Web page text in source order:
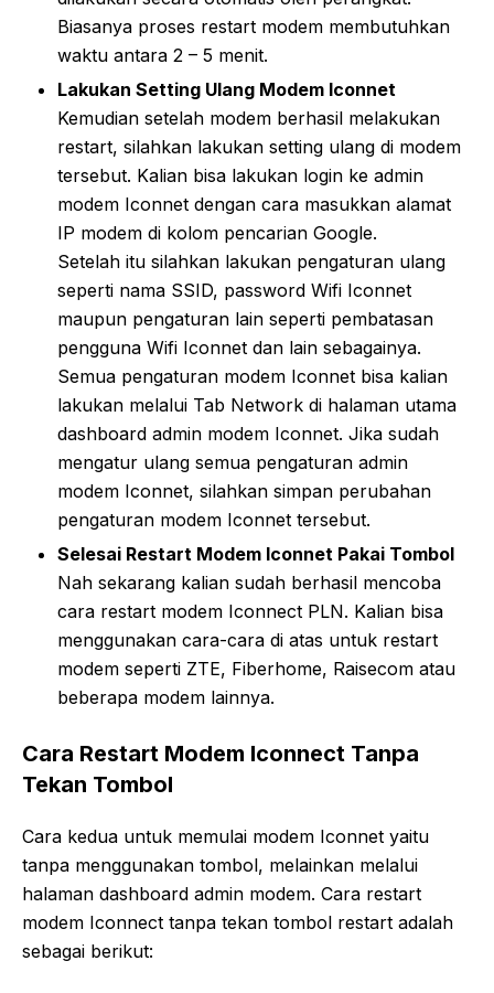
Biasanya proses restart modem membutuhkan
waktu antara 2 – 5 menit.
Lakukan Setting Ulang Modem Iconnet
Kemudian setelah modem berhasil melakukan
restart, silahkan lakukan setting ulang di modem
tersebut. Kalian bisa lakukan login ke admin
modem Iconnet dengan cara masukkan alamat
IP modem di kolom pencarian Google.
Setelah itu silahkan lakukan pengaturan ulang
seperti nama SSID, password Wifi Iconnet
maupun pengaturan lain seperti pembatasan
pengguna Wifi Iconnet dan lain sebagainya.
Semua pengaturan modem Iconnet bisa kalian
lakukan melalui Tab Network di halaman utama
dashboard admin modem Iconnet. Jika sudah
mengatur ulang semua pengaturan admin
modem Iconnet, silahkan simpan perubahan
pengaturan modem Iconnet tersebut.
Selesai Restart Modem Iconnet Pakai Tombol
Nah sekarang kalian sudah berhasil mencoba
cara restart modem Iconnect PLN. Kalian bisa
menggunakan cara-cara di atas untuk restart
modem seperti ZTE, Fiberhome, Raisecom atau
beberapa modem lainnya.
Cara Restart Modem Iconnect Tanpa
Tekan Tombol
Cara kedua untuk memulai modem Iconnet yaitu
tanpa menggunakan tombol, melainkan melalui
halaman dashboard admin modem. Cara restart
modem Iconnect tanpa tekan tombol restart adalah
sebagai berikut: